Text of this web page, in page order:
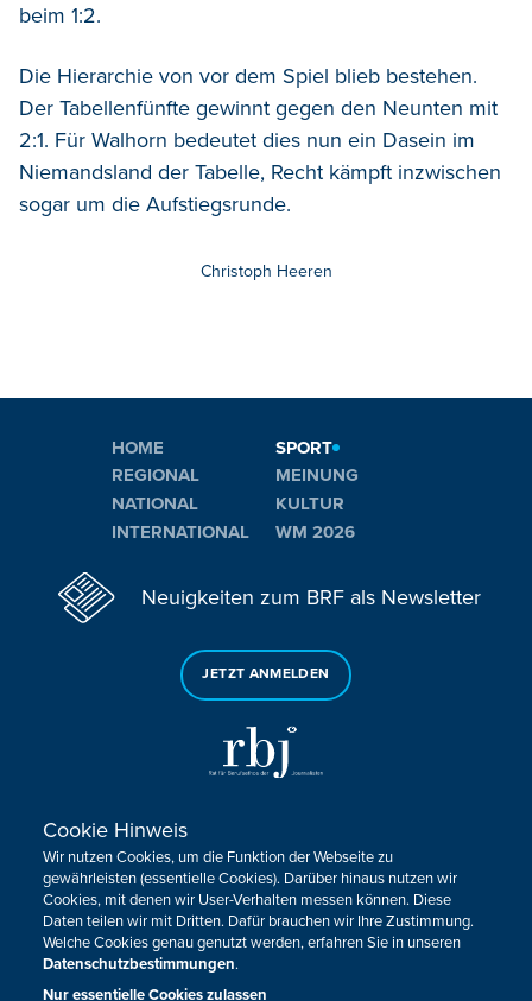
beim 1:2.
Die Hierarchie von vor dem Spiel blieb bestehen.
Der Tabellenfünfte gewinnt gegen den Neunten mit
2:1. Für Walhorn bedeutet dies nun ein Dasein im
Niemandsland der Tabelle, Recht kämpft inzwischen
sogar um die Aufstiegsrunde.
Christoph Heeren
HOME
REGIONAL
NATIONAL
INTERNATIONAL
SPORT
MEINUNG
KULTUR
WM 2026
Neuigkeiten zum BRF als Newsletter
JETZT ANMELDEN
Sie haben noch Fragen oder Anmerkungen?
KONTAKTIEREN SIE UNS!
Impressum Datenschutz Kontakt
Barrierefreiheit
Cookie-Zustimmung anpassen
Design, Konzept & Programmierung:
Cookie Hinweis
Wir nutzen Cookies, um die Funktion der Webseite zu
gewährleisten (essentielle Cookies). Darüber hinaus nutzen wir
Cookies, mit denen wir User-Verhalten messen können. Diese
Daten teilen wir mit Dritten. Dafür brauchen wir Ihre Zustimmung.
Welche Cookies genau genutzt werden, erfahren Sie in unseren
Datenschutzbestimmungen.
Nur essentielle Cookies zulassen